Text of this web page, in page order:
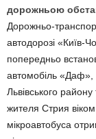
дорожньою
Дорожньо-
автодорозі «Київ-
попередньо
автомобіль «Даф»,
Львівського
жителя Стрия віком
мікроавтобуса